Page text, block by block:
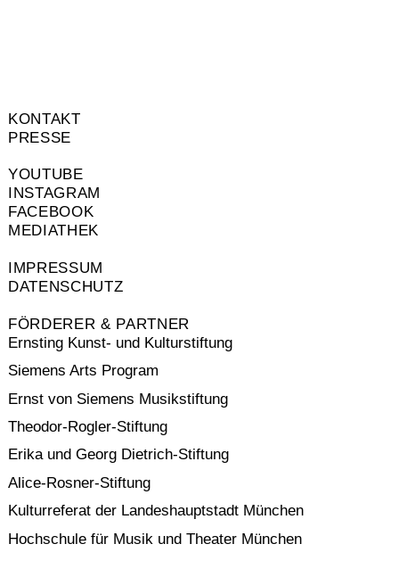
KONTAKT
PRESSE
YOUTUBE
INSTAGRAM
FACEBOOK
MEDIATHEK
IMPRESSUM
DATENSCHUTZ
FÖRDERER & PARTNER
Ernsting Kunst- und Kulturstiftung
Siemens Arts Program
Ernst von Siemens Musikstiftung
Theodor-Rogler-Stiftung
Erika und Georg Dietrich-Stiftung
Alice-Rosner-Stiftung
Kulturreferat der Landeshauptstadt München
Hochschule für Musik und Theater München